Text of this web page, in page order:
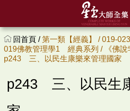
回首頁 /第一類【經義】 /019-
019佛教管理學1 經典系列 /
《佛
p243 三、以民生康樂來管理國家
p243 三、以民生